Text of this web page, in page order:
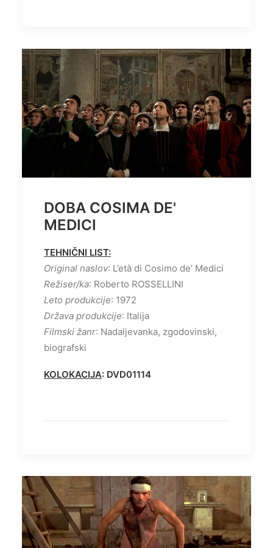
DOBA COSIMA DE'
MEDICI
TEHNIČNI LIST:
Original naslov: L’età di Cosimo de’ Medici
Režiser/ka: Roberto ROSSELLINI
Leto produkcije: 1972
Država produkcije: Italija
Filmski žanr: Nadaljevanka, zgodovinski,
biografski
KOLOKACIJA: DVD01114